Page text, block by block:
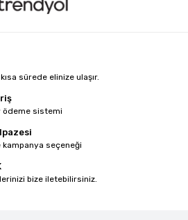
sürede elinize ulaşır.
ödeme sistemi
seçeneği
bize iletebilirsiniz.